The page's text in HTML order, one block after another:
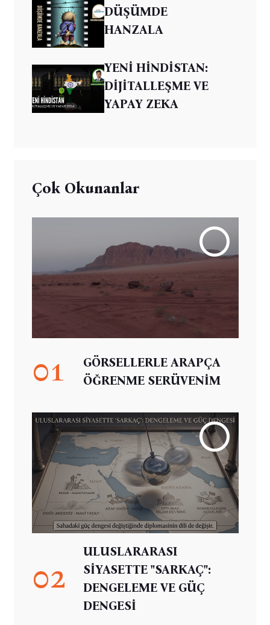
DÜŞÜMDE
HANZALA
YENİ HİNDİSTAN:
DİJİTALLEŞME VE
YAPAY ZEKA
Çok Okunanlar
01
GÖRSELLERLE ARAPÇA
ÖĞRENME SERÜVENİM
02
ULUSLARARASI
SİYASETTE "SARKAÇ":
DENGELEME VE GÜÇ
DENGESİ